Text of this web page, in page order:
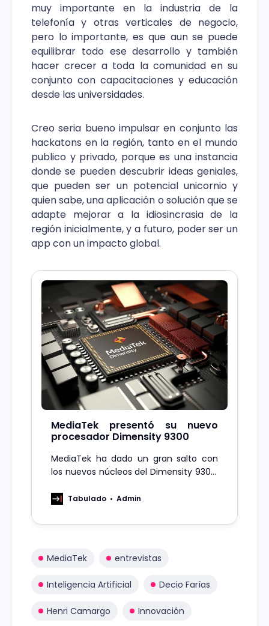
muy importante en la industria de la
telefonía y otras verticales de negocio,
pero lo importante, es que aun se puede
equilibrar todo ese desarrollo y también
hacer crecer a toda la comunidad en su
conjunto con capacitaciones y educación
desde las universidades.
Creo seria bueno impulsar en conjunto las
hackatons en la región, tanto en el mundo
publico y privado, porque es una instancia
donde se pueden descubrir ideas geniales,
que pueden ser un potencial unicornio y
quien sabe, una aplicación o solución que se
adapte mejorar a la idiosincrasia de la
región inicialmente, y a futuro, poder ser un
app con un impacto global.
MediaTek presentó su nuevo
procesador Dimensity 9300
MediaTek ha dado un gran salto con
los nuevos núcleos del Dimensity 9300,
ahorro de energía en muti-core.
Tabulado Admin
MediaTek entrevistas
Inteligencia Artificial Decio Farías
Henri Camargo Innovación